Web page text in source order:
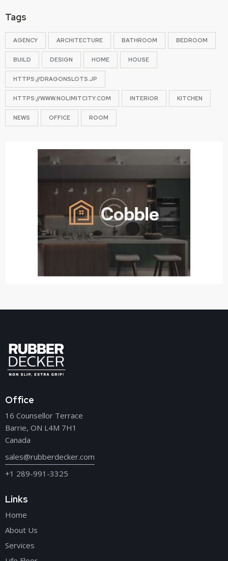
Tags
AGENCY ARCHITECTURE BATHROOM BEDROOM
BUILD DESIGN HOME HOUSE
HTTPS://DRAGONSLOTS.JP
HTTPS://WWW.NOLIMITCITY.COM INTERIOR KITCHEN
NEWS OFFICE ROOM
Office
16 Counsellor Terrace
Barrie, ON L4M 7H1
Canada
sales@rubberdecker.com
+1 289-991-3325
Links
Home
About Us
Services